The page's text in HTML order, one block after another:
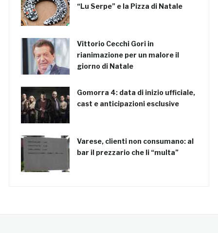
“Lu Serpe” e la Pizza di Natale
Vittorio Cecchi Gori in
rianimazione per un malore il
giorno di Natale
Gomorra 4: data di inizio ufficiale,
cast e anticipazioni esclusive
Varese, clienti non consumano: al
bar il prezzario che li “multa”